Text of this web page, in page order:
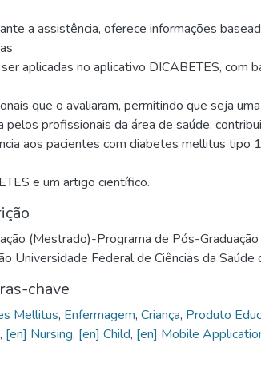
a assistência, oferece informações
aplicadas no aplicativo DICABETES, com
que o avaliaram, permitindo que seja
pelos profissionais da área de saúde,
aos pacientes com diabetes mellitus tipo
e um artigo científico.
(Mestrado)-Programa de Pós-Graduação
Universidade Federal de Ciências da
chave
Mellitus, Enfermagem, Criança, Produto
, [en] Nursing, [en] Child, [en] Mobile